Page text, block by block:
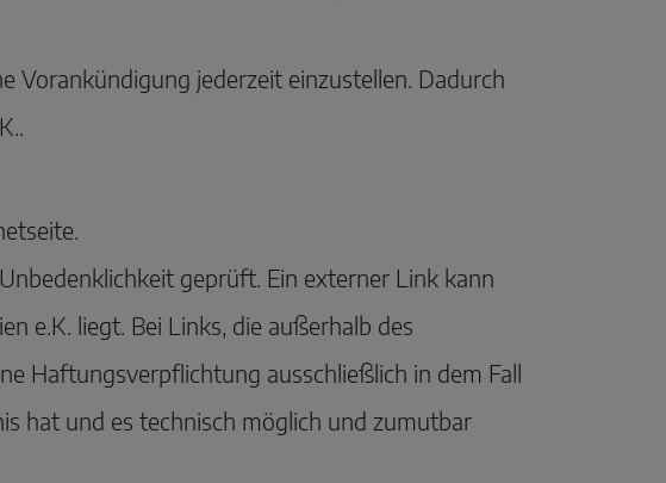
Vorankündigung jederzeit einzustellen. Dadurch
geprüft. Ein externer Link kann
e.K. liegt. Bei Links, die außerhalb des
Haftungsverpflichtung ausschließlich in dem Fall
hat und es technisch möglich und zumutbar